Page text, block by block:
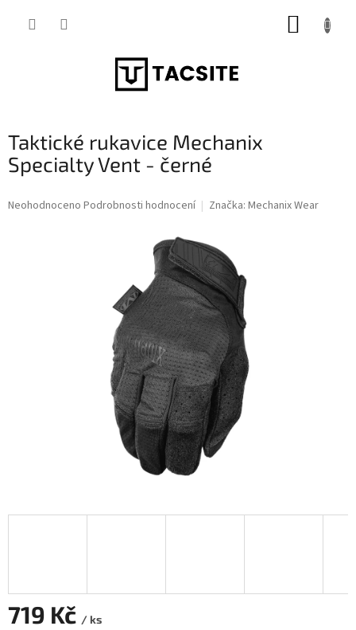
Taktické rukavice Mechanix
Specialty Vent - černé
Průměrné
Neohodnoceno Podrobnosti hodnocení Značka: Mechanix Wear
719 Kč / ks